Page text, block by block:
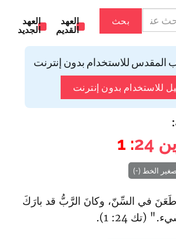
بحث
العهد
القديم
العهد
الجديد
المقدس للاستخدام بدون إنترنت
للاستخدام بدون إنترنت
24
: 1
الخط (-)
في السِّنّ، وكانَ الرَّبُّ قد بارَكَ
(تك 24: 1).